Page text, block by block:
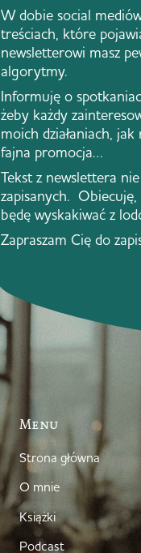
W dobie social
treściach, które
newsletterowi masz
algorytmy.
Informuję o
żeby każdy
moich działaniach,
fajna promocja…
Tekst z newslettera
zapisanych.
będę wyskakiwać z
Zapraszam Cię do
Menu
Strona główna
O mnie
Książki
Podcast